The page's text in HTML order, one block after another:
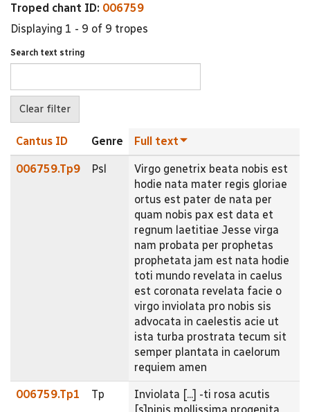
Troped chant ID: 006759
Displaying 1 - 9 of 9 tropes
Search text string
Cantus ID Genre Full text
006759.Tp9 Psl
Virgo genetrix beata nobis est
hodie nata mater regis gloriae
ortus est pater de nata per
quam nobis pax est data et
regnum laetitiae Jesse virga
nam probata per prophetas
prophetata jam est nata hodie
toti mundo revelata in caelus
est coronata revelata facie o
virgo inviolata pro nobis sis
advocata in caelestis acie ut
ista turba prostrata tecum sit
semper plantata in caelorum
requiem amen
006759.Tp1 Tp
Inviolata [...] -ti rosa acutis